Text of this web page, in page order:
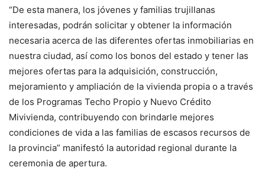
“De esta manera, los jóvenes y familias trujillanas
interesadas, podrán solicitar y obtener la información
necesaria acerca de las diferentes ofertas inmobiliarias en
nuestra ciudad, así como los bonos del estado y tener las
mejores ofertas para la adquisición, construcción,
mejoramiento y ampliación de la vivienda propia o a través
de los Programas Techo Propio y Nuevo Crédito
Mivivienda, contribuyendo con brindarle mejores
condiciones de vida a las familias de escasos recursos de
la provincia” manifestó la autoridad regional durante la
ceremonia de apertura.